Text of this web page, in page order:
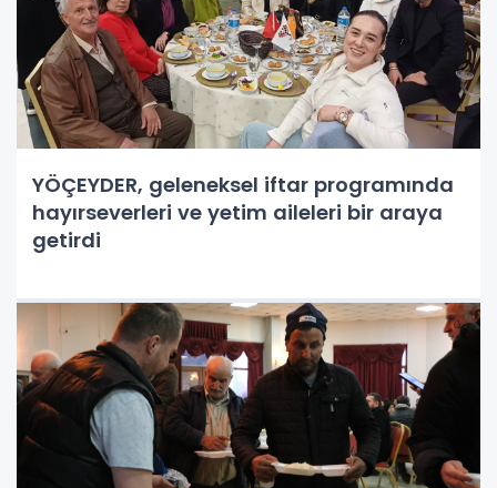
YÖÇEYDER, geleneksel iftar programında
hayırseverleri ve yetim aileleri bir araya
getirdi